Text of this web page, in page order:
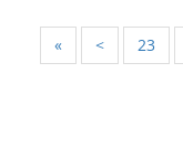
« < 23